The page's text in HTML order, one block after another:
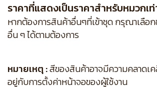
ราคาที่แสดงเป็นราคาสำหรับหมวกเ
หากต้องการสินค้าอื่นๆที่เข้าชุด กรุณาเลือ
อื่น ๆ ได้ตามต้องการ
หมายเหตุ :สีของสินค้าอาจมีความคลาดเ
อยู่กับการตั้งค่าหน้าจอของผู้ใช้งาน